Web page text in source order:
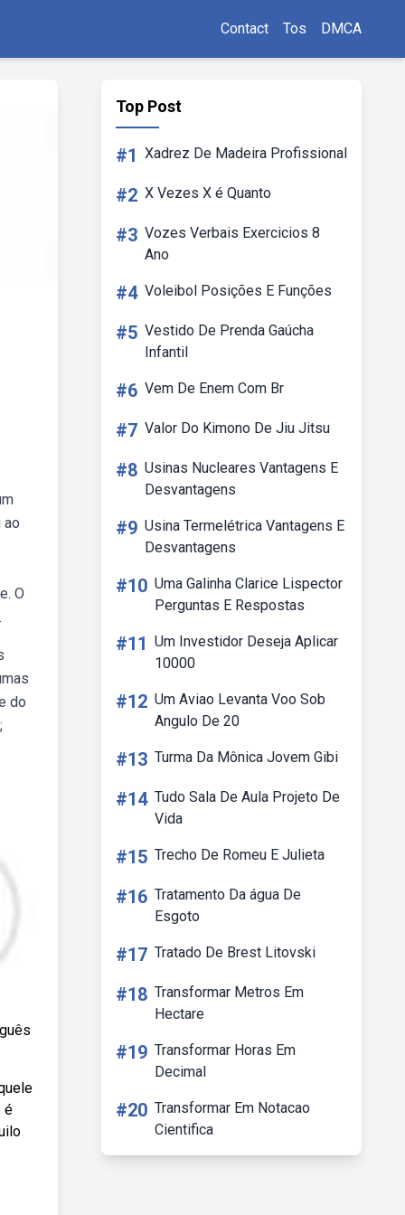
Contact Tos DMCA
ao
O
do
é
Top Post
#1 Xadrez De Madeira Profissional
#2 X Vezes X é Quanto
#3 Vozes Verbais Exercicios 8
Ano
#4 Voleibol Posições E Funções
#5 Vestido De Prenda Gaúcha
Infantil
#6 Vem De Enem Com Br
#7 Valor Do Kimono De Jiu Jitsu
#8 Usinas Nucleares Vantagens E
Desvantagens
#9 Usina Termelétrica Vantagens E
Desvantagens
#10 Uma Galinha Clarice Lispector
Perguntas E Respostas
#11 Um Investidor Deseja Aplicar
10000
#12 Um Aviao Levanta Voo Sob
Angulo De 20
#13 Turma Da Mônica Jovem Gibi
#14 Tudo Sala De Aula Projeto De
Vida
#15 Trecho De Romeu E Julieta
#16 Tratamento Da água De
Esgoto
#17 Tratado De Brest Litovski
#18 Transformar Metros Em
Hectare
#19 Transformar Horas Em
Decimal
#20 Transformar Em Notacao
Cientifica